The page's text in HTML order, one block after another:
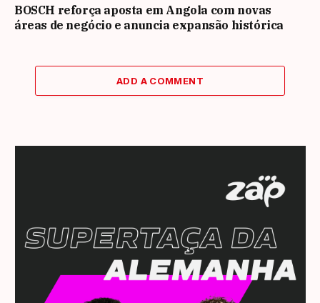
BOSCH reforça aposta em Angola com novas
áreas de negócio e anuncia expansão histórica
ADD A COMMENT